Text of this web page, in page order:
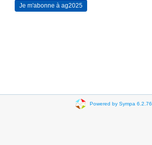
Powered by Sympa 6.2.76